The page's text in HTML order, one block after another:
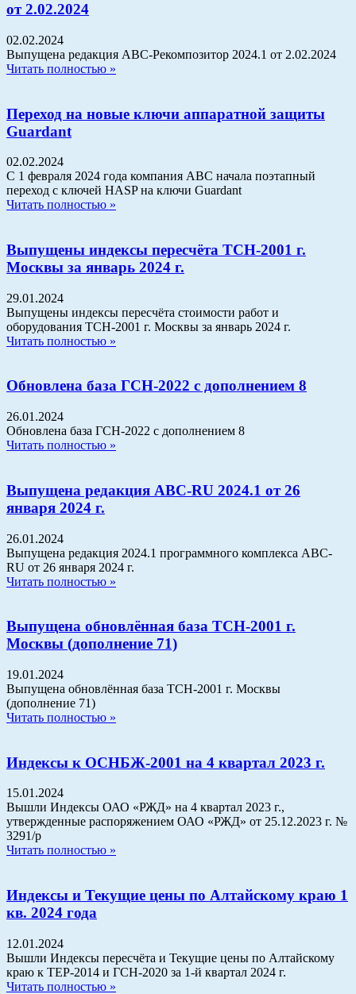
от 2.02.2024
02.02.2024
Выпущена редакция АВС-Рекомпозитор 2024.1 от 2.02.2024
Читать полностью »
Переход на новые ключи аппаратной защиты
Guardant
02.02.2024
С 1 февраля 2024 года компания АВС начала поэтапный
переход с ключей HASP на ключи Guardant
Читать полностью »
Выпущены индексы пересчёта ТСН-2001 г.
Москвы за январь 2024 г.
29.01.2024
Выпущены индексы пересчёта стоимости работ и
оборудования ТСН-2001 г. Москвы за январь 2024 г.
Читать полностью »
Обновлена база ГСН-2022 с дополнением 8
26.01.2024
Обновлена база ГСН-2022 с дополнением 8
Читать полностью »
Выпущена редакция АВС-RU 2024.1 от 26
января 2024 г.
26.01.2024
Выпущена редакция 2024.1 программного комплекса АВС-
RU от 26 января 2024 г.
Читать полностью »
Выпущена обновлённая база ТСН-2001 г.
Москвы (дополнение 71)
19.01.2024
Выпущена обновлённая база ТСН-2001 г. Москвы
(дополнение 71)
Читать полностью »
Индексы к ОСНБЖ-2001 на 4 квартал 2023 г.
15.01.2024
Вышли Индексы ОАО «РЖД» на 4 квартал 2023 г.,
утвержденные распоряжением ОАО «РЖД» от 25.12.2023 г. №
3291/р
Читать полностью »
Индексы и Текущие цены по Алтайскому краю 1
кв. 2024 года
12.01.2024
Вышли Индексы пересчёта и Текущие цены по Алтайскому
краю к ТЕР-2014 и ГСН-2020 за 1-й квартал 2024 г.
Читать полностью »